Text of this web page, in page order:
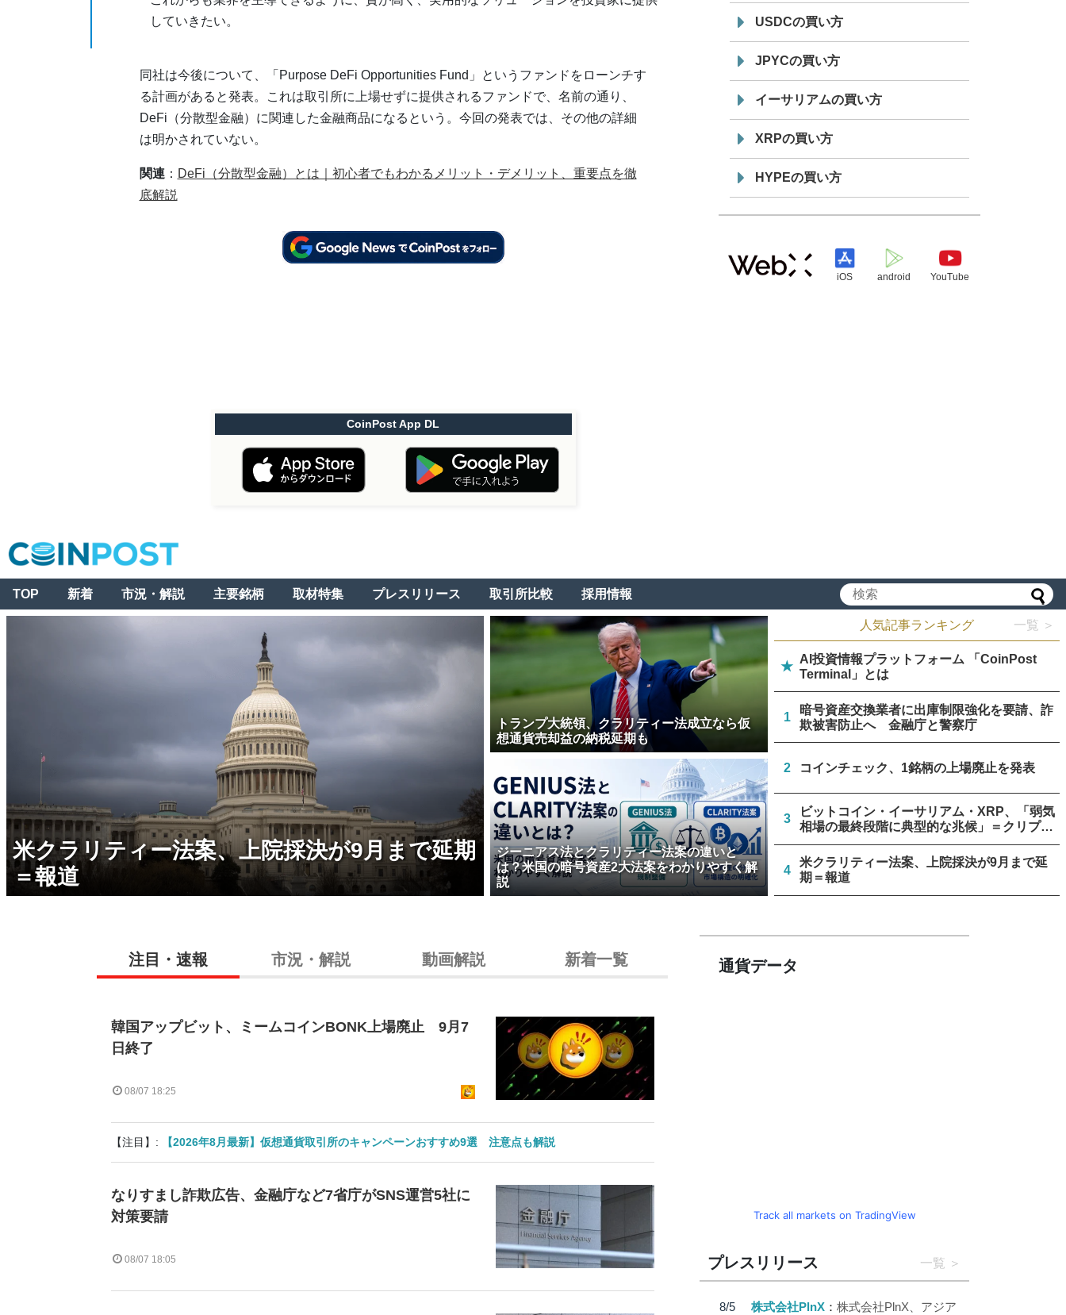
していきたい。
同社は今後について、「Purpose DeFi Opportunities Fund」というファンドをローンチす
る計画があると発表。これは取引所に上場せずに提供されるファンドで、名前の通り、
DeFi（分散型金融）に関連した金融商品になるという。今回の発表では、その他の詳細
は明かされていない。
関連： DeFi（分散型金融）とは｜初心者でもわかるメリット・デメリット、重要点を徹
底解説
CoinPost App DL
USDCの買い方
JPYCの買い方
イーサリアムの買い方
XRPの買い方
HYPEの買い方
iOS android YouTube
TOP 新着 市況・解説 主要銘柄 取材特集 プレスリリース 取引所比較 採用情報
米クラリティー法案、上院採決が9月まで延期
＝報道
トランプ大統領、クラリティー法成立なら仮
想通貨売却益の納税延期も
ジーニアス法とクラリティー法案の違いと
は？米国の暗号資産2大法案をわかりやすく解
説
人気記事ランキング 一覧 ＞
★
AI投資情報プラットフォーム 「CoinPost
Terminal」とは
1
暗号資産交換業者に出庫制限強化を要請、詐
欺被害防止へ 金融庁と警察庁
2 コインチェック、1銘柄の上場廃止を発表
3
ビットコイン・イーサリアム・XRP、「弱気
相場の最終段階に典型的な兆候」＝クリプト
クアント
4
米クラリティー法案、上院採決が9月まで延
期＝報道
注目・速報 市況・解説 動画解説 新着一覧
韓国アップビット、ミームコインBONK上場廃止 9月7
日終了
08/07 18:25
【注目】: 【2026年8月最新】仮想通貨取引所のキャンペーンおすすめ9選 注意点も解説
なりすまし詐欺広告、金融庁など7省庁がSNS運営5社に
対策要請
08/07 18:05
通貨データ
Track all markets on TradingView
プレスリリース 一覧
8/5 株式会社PlnX 株式会社PlnX、アジア